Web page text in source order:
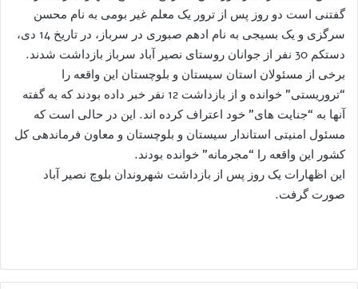
گفتنی است دو روز پس از ترور یک معلم غیر بومی به نام محسن
سرگزی و یک بسیجی به نام ادهم صبوری در سرباز، در تاریخ 14 دی،
دستکم 30 نفر از جوانان روستای نصیر آباد سرباز بازداشت شدند.
برخی از مسئولان استان سیستان و بلوچستان این واقعه را
“تروریستی” خوانده و از بازداشت 12 نفر خبر داده بودند که به گفته
آنها به “جنایت های” خود اعتراف کرده اند. این در حالی است که
مسئول امنیتی استاندار سیستان و بلوچستان و معاون فرماندهی کل
کشور این واقعه را “مجرمانه” خوانده بودند.
این اظهارات یک روز پس از بازداشت شهروندان بلوچ نصیر آباد
صورت گرفت.